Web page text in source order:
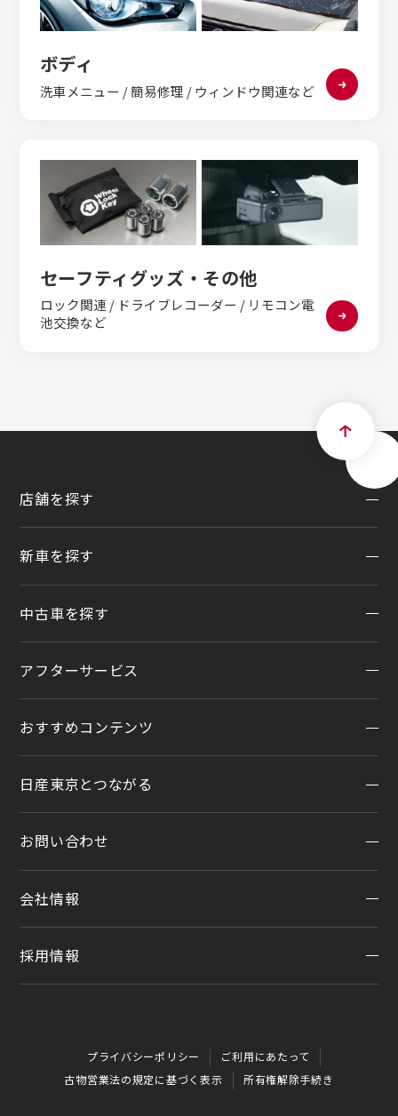
ボディ
洗車メニュー / 簡易修理 / ウィンドウ関連など
セーフティグッズ・その他
ロック関連 / ドライブレコーダー / リモコン電
池交換など
店舗を探す
地域から探す
店舗リニューアル情報
店舗統合・移転のお知らせ
新車を探す
試乗車・展示車検索
カスタイマイズサービス
オンライン相談予約
オンライン見積り
カタログ請求
カーラインアップ
中古車を探す
在庫車一覧
アフターサービス
アフターサービスTOP
点検
メンテプロパック
季節のおすすめ商品
車内空間の商品
抗菌・抗ウイルスコートロングタイプ
おすすめコンテンツ
おすすめコンテンツ
日産東京とつながる
公式LINEアカウント
公式Youtubeアカウント
コラム「クルマと暮らす」
お問い合わせ
お問い合わせTOP
会社情報
会社情報
SDGsへの取り組み
ダイバーシティ＆インクルージョン
採用情報
プライバシーポリシー
ご利用にあたって
古物営業法の規定に基づく表示
所有権解除手続き